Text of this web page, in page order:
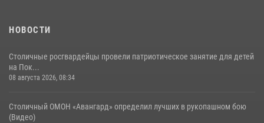
НОВОСТИ
Столичные росгвардейцы провели патриотическое занятие для детей
на Пок...
08 августа 2026, 08:34
Столичный ОМОН «Авангард» определил лучших в рукопашном бою
(Видео)